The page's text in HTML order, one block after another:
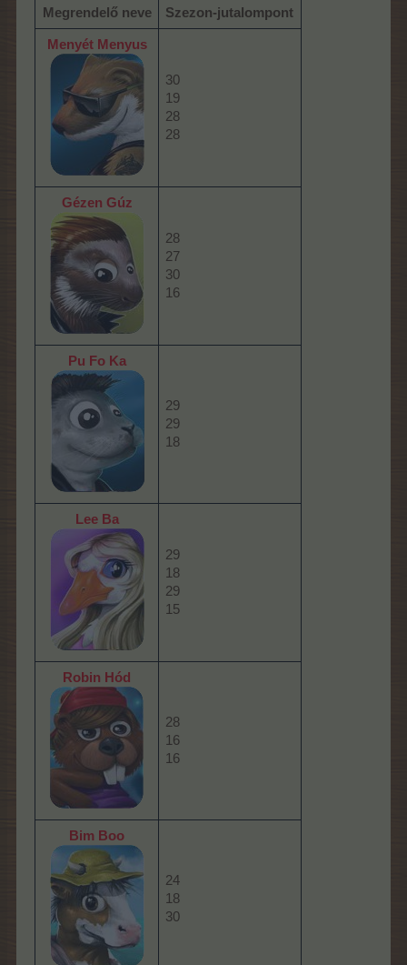
Megrendelő neve Szezon-jutalompont
Menyét Menyus
30
19
28
28
Gézen Gúz
28
27
30
16
Pu Fo Ka
29
29
18
Lee Ba
29
18
29
15
Robin Hód
28
16
16
Bim Boo
24
18
30